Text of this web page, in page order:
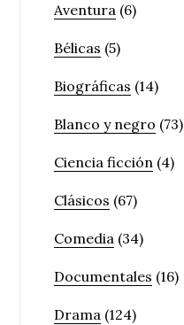
Aventura (6)
Bélicas (5)
Biográficas (14)
Blanco y negro (73)
Ciencia ficción (4)
Clásicos (67)
Comedia (34)
Documentales (16)
Drama (124)